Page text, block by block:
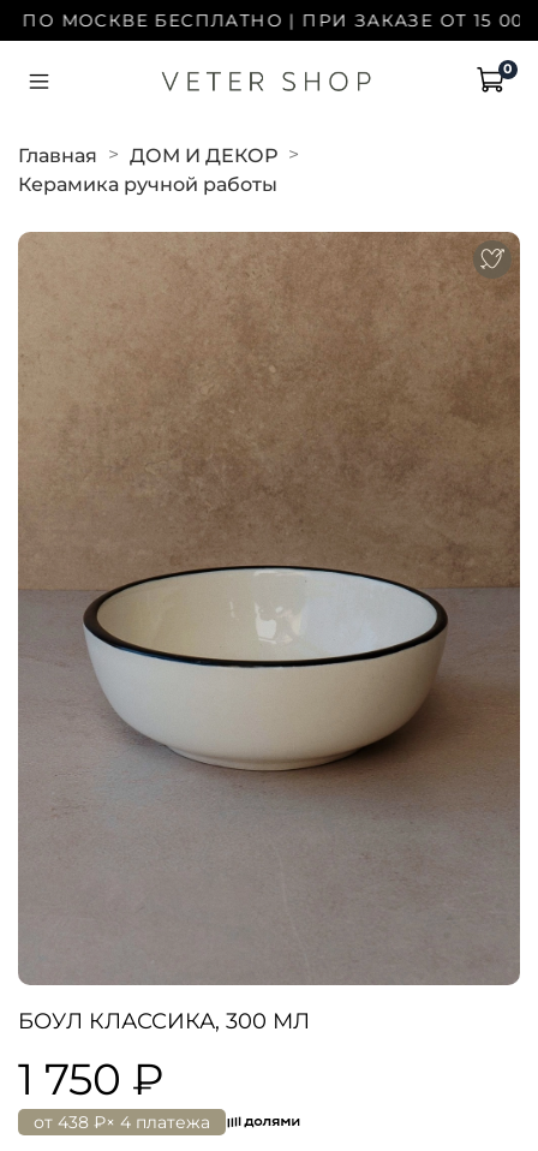
МОСКВЕ БЕСПЛАТНО | ПРИ ЗАКАЗЕ ОТ 15 000
0
Главная
ДОМ И ДЕКОР
Керамика ручной работы
БОУЛ КЛАССИКА, 300 МЛ
1 750 ₽
от 438 ₽× 4 платежа